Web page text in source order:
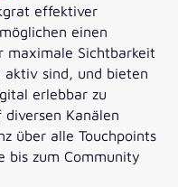
effektiver
einen
maximale Sichtbarkeit
sind, und bieten
erlebbar zu
Kanälen
über alle Touchpoints
bis zum Community